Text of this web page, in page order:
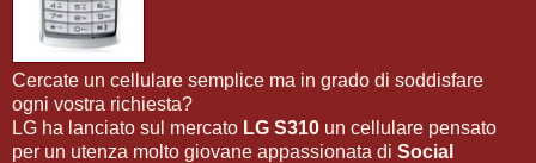
Cercate un cellulare semplice ma in grado di soddisfare
ogni vostra richiesta?
LG ha lanciato sul mercato LG S310 un cellulare pensato
per un utenza molto giovane appassionata di Social